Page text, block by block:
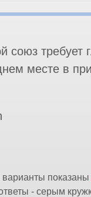
союз требует
месте в
показаны
- серым